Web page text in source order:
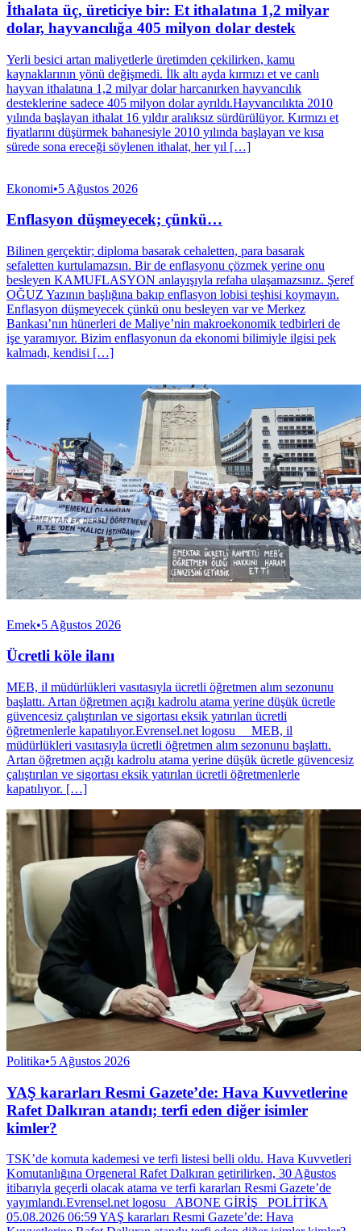
İthalata üç, üreticiye bir: Et ithalatına 1,2 milyar
dolar, hayvancılığa 405 milyon dolar destek
Yerli besici artan maliyetlerle üretimden çekilirken, kamu
kaynaklarının yönü değişmedi. İlk altı ayda kırmızı et ve canlı
hayvan ithalatına 1,2 milyar dolar harcanırken hayvancılık
desteklerine sadece 405 milyon dolar ayrıldı.Hayvancılıkta 2010
yılında başlayan ithalat 16 yıldır aralıksız sürdürülüyor. Kırmızı et
fiyatlarını düşürmek bahanesiyle 2010 yılında başlayan ve kısa
sürede sona ereceği söylenen ithalat, her yıl […]
Ekonomi•5 Ağustos 2026
Enflasyon düşmeyecek; çünkü…
Bilinen gerçektir; diploma basarak cehaletten, para basarak
sefaletten kurtulamazsın. Bir de enflasyonu çözmek yerine onu
besleyen KAMUFLASYON anlayışıyla refaha ulaşamazsınız. Şeref
OĞUZ Yazının başlığına bakıp enflasyon lobisi teşhisi koymayın.
Enflasyon düşmeyecek çünkü onu besleyen var ve Merkez
Bankası’nın hünerleri de Maliye’nin makroekonomik tedbirleri de
işe yaramıyor. Bizim enflasyonun da ekonomi bilimiyle ilgisi pek
kalmadı, kendisi […]
Emek•5 Ağustos 2026
Ücretli köle ilanı
MEB, il müdürlükleri vasıtasıyla ücretli öğretmen alım sezonunu
başlattı. Artan öğretmen açığı kadrolu atama yerine düşük ücretle
güvencesiz çalıştırılan ve sigortası eksik yatırılan ücretli
öğretmenlerle kapatılıyor.Evrensel.net logosu MEB, il
müdürlükleri vasıtasıyla ücretli öğretmen alım sezonunu başlattı.
Artan öğretmen açığı kadrolu atama yerine düşük ücretle güvencesiz
çalıştırılan ve sigortası eksik yatırılan ücretli öğretmenlerle
kapatılıyor. […]
Politika•5 Ağustos 2026
YAŞ kararları Resmi Gazete’de: Hava Kuvvetlerine
Rafet Dalkıran atandı; terfi eden diğer isimler
kimler?
TSK’de komuta kademesi ve terfi listesi belli oldu. Hava Kuvvetleri
Komutanlığına Orgeneral Rafet Dalkıran getirilirken, 30 Ağustos
itibarıyla geçerli olacak atama ve terfi kararları Resmi Gazete’de
yayımlandı.Evrensel.net logosu ABONE GİRİŞ POLİTİKA
05.08.2026 06:59 YAŞ kararları Resmi Gazete’de: Hava